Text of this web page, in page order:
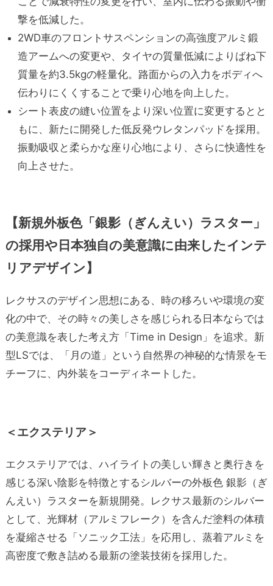
撃を低減した。
2WD車のフロントサスペンションの高強度アルミ鍛
造アームへの変更や、タイヤの質量低減によりばね下
質量を約3.5kgの軽量化。路面からの入力をボディへ
伝わりにくくすることで乗り心地を向上した。
シート表皮の縫い位置をより深い位置に変更するとと
もに、新たに開発した低反発ウレタンパッドを採用。
振動吸収と柔らかな座り心地により、さらに快適性を
向上させた。
【新規外板色「銀影（ぎんえい）ラスター」
の採用や 日本独自の美意識に由来したインテ
リアデザイン】
レクサスのデザイン思想にある、時の移ろいや環境の変
化の中で、その時々の美しさを感じられる日本ならでは
の美意識を表した考え方「Time in Design」を追求。新
型LSでは、「月の道」という自然界の神秘的な情景をモ
チーフに、内外装をコーディネートした。
＜エクステリア＞
エクステリアでは、ハイライトの美しい輝きと奥行きを
感じる深い陰影を特徴とするシルバーの外板色 銀影（ぎ
んえい）ラスターを新規開発。レクサス最新のシルバー
として、光輝材（アルミフレーク）を含んだ塗料の体積
を凝縮させる「ソニック工法」を応用し、蒸着アルミを
高密度で敷き詰める最新の塗装技術を採用した。